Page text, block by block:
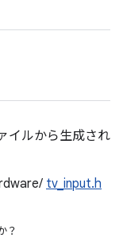
イルから生成され
tv_input.h
？